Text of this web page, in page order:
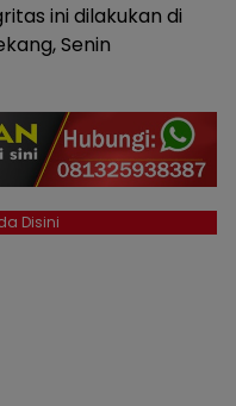
ini dilakukan di
Senin
Disini